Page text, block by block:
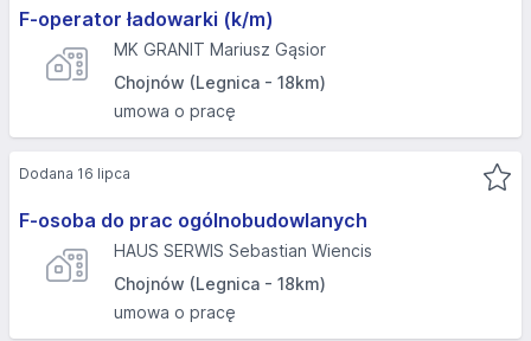
F-operator ładowarki (k/m)
MK GRANIT Mariusz Gąsior
Chojnów (Legnica - 18km)
umowa o pracę
F-osoba do prac ogólnobudowlanych
HAUS SERWIS Sebastian Wiencis
Chojnów (Legnica - 18km)
umowa o pracę
Dodana 16 lipca